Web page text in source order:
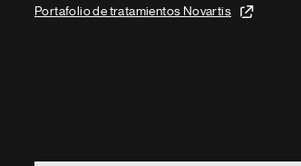
Portafolio de tratamientos Novartis